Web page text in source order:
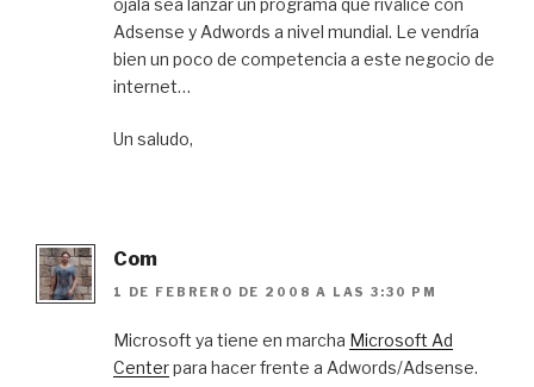
Adsense y Adwords a nivel mundial. Le vendría
bien un poco de competencia a este negocio de
internet…
Un saludo,
Com
1 DE FEBRERO DE 2008 A LAS 3:30 PM
Microsoft ya tiene en marcha Microsoft Ad
Centerpara hacer frente a Adwords/Adsense.